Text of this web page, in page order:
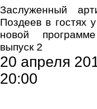
Заслуженный
Поздеев в гостях
новой
выпуск 2
20 апреля
20:00